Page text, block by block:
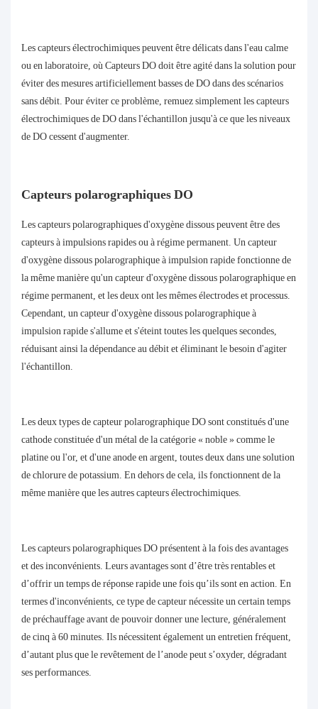
Les capteurs électrochimiques peuvent être délicats dans l'eau calme
ou en laboratoire, oùCapteurs DOdoit être agité dans la solution pour
éviter des mesures artificiellement basses de DO dans des scénarios
sans débit. Pour éviter ce problème, remuez simplement les capteurs
électrochimiques de DO dans l'échantillon jusqu'à ce que les niveaux
de DO cessent d'augmenter.
Capteurs polarographiques DO
Les capteurs polarographiques d'oxygène dissous peuvent être des
capteurs à impulsions rapides ou à régime permanent. Un capteur
d'oxygène dissous polarographique à impulsion rapide fonctionne de
la même manière qu'un capteur d'oxygène dissous polarographique en
régime permanent, et les deux ont les mêmes électrodes et processus.
Cependant, un capteur d'oxygène dissous polarographique à
impulsion rapide s'allume et s'éteint toutes les quelques secondes,
réduisant ainsi la dépendance au débit et éliminant le besoin d'agiter
l'échantillon.
Les deux types de capteur polarographique DO sont constitués d'une
cathode constituée d'un métal de la catégorie « noble » comme le
platine ou l'or, et d'une anode en argent, toutes deux dans une solution
de chlorure de potassium. En dehors de cela, ils fonctionnent de la
même manière que les autres capteurs électrochimiques.
Les capteurs polarographiques DO présentent à la fois des avantages
et des inconvénients. Leurs avantages sont d’être très rentables et
d’offrir un temps de réponse rapide une fois qu’ils sont en action. En
termes d'inconvénients, ce type de capteur nécessite un certain temps
de préchauffage avant de pouvoir donner une lecture, généralement
de cinq à 60 minutes. Ils nécessitent également un entretien fréquent,
d’autant plus que le revêtement de l’anode peut s’oxyder, dégradant
ses performances.